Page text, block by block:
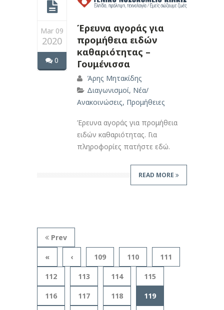
Mar 09
2020
0
Έρευνα αγοράς για
προμήθεια ειδών
καθαριότητας –
Γουμένισσα
Άρης Μητακίδης
Διαγωνισμοί, Νέα/
Ανακοινώσεις, Προμήθειες
Έρευνα αγοράς για προμήθεια
ειδών καθαριότητας. Για
πληροφορίες πατήστε εδώ.
READ MORE
Prev
« ‹ 109 110 111
112 113 114 115
116 117 118 119